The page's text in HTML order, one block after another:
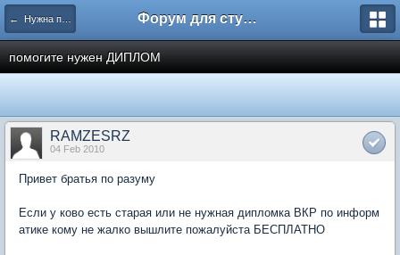
← Нужна помощь Форум для студента СГА
помогите нужен ДИПЛОМ
RAMZESRZ
04 Feb 2010
Привет братья по разуму
Если у ково есть старая или не нужная дипломка ВКР по информ
атике кому не жалко вышлите пожалуйста БЕСПЛАТНО